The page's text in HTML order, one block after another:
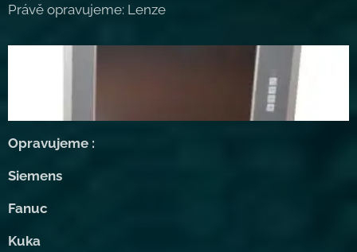
Právě opravujeme: Lenze
Opravujeme :
Siemens
Fanuc
Kuka